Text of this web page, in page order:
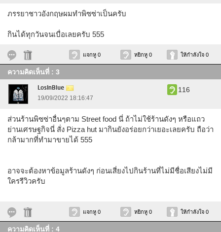
ภรรยาชาวอังกฤษผมทำพิซซ่าเป็นครับ
กินได้ทุกวันจนเบื่อเลยครับ 555
แจกหู 0 หยิกหู 0 ให้กำลังใจ 0
ความคิดเห็นที่ : 3
LosInBlue
19/09/2022 18:16:47
116
ส่วนร้านพิซซ่าอื่นๆตาม Street food นี่ ถ้าไม่ใช้ร้านดังๆ หรือแถว
ย่านเศรษฐกิจนี่ สั่ง Pizza hut มากินยังอร่อยกว่าเยอะเลยครับ ถือว่า
กล้ามากที่ทำมาขายได้ 555
อาจจะต้องหาข้อมูลร้านดังๆ ก่อนเสี่ยงไปกินร้านที่ไม่มีชื่อเสียงไม่มี
ใครรีวิวครับ
แจกหู 0 หยิกหู 0 ให้กำลังใจ 0
ความคิดเห็นที่ : 4